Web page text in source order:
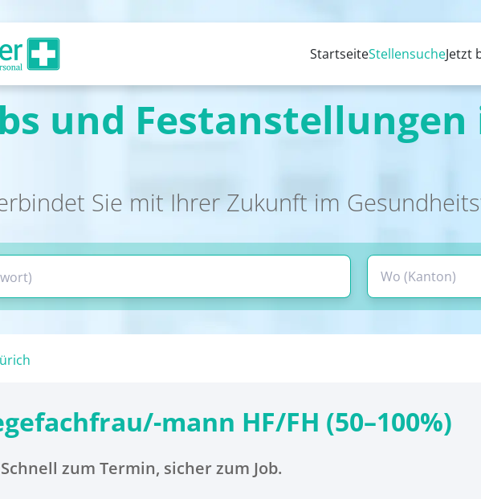
StartseiteStellensucheJetzt
und
Sie mit Ihrer Zukunft im
mann HF/FH (50–100%)
zum Termin, sicher zum Job.